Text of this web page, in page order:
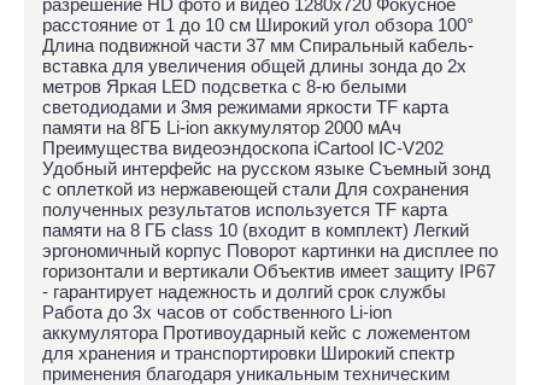
разрешение HD фото и видео 1280х720 Фокусное
расстояние от 1 до 10 см Широкий угол обзора 100°
Длина подвижной части 37 мм Спиральный кабель-
вставка для увеличения общей длины зонда до 2х
метров Яркая LED подсветка с 8-ю белыми
светодиодами и 3мя режимами яркости TF карта
памяти на 8ГБ Li-ion аккумулятор 2000 мАч
Преимущества видеоэндоскопа iCartool IC-V202
Удобный интерфейс на русском языке Съемный зонд
c оплеткой из нержавеющей стали Для сохранения
полученных результатов используется TF карта
памяти на 8 ГБ class 10 (входит в комплект) Легкий
эргономичный корпус Поворот картинки на дисплее по
горизонтали и вертикали Объектив имеет защиту IP67
- гарантирует надежность и долгий срок службы
Работа до 3х часов от собственного Li-ion
аккумулятора Противоударный кейс с ложементом
для хранения и транспортировки Широкий спектр
применения благодаря уникальным техническим